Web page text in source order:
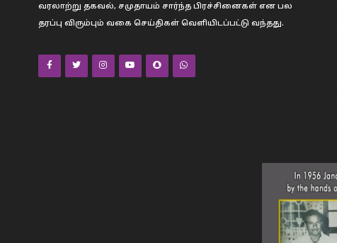
வரலாற்று தகவல், சமுதாயம் சார்ந்த பிரச்சினைகள் என பல
தரப்பு விரும்பும் வகை செய்திகள் வெளியிடப்பட்டு வந்தது.